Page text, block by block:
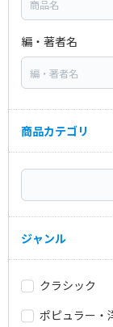
編・著者名
商品カテゴリ
ジャンル
クラシック
ポピュラー・